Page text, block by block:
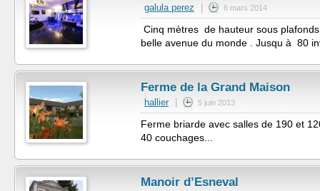
galula perez 6 mars 2014
Cinq mètres de hauteur sous
belle avenue du monde . Jusqu à 80
Ferme de la Grand Maison
hallier 5 juin 2013
Ferme briarde avec salles de 190 et
40 couchages...
Manoir d’Esneval